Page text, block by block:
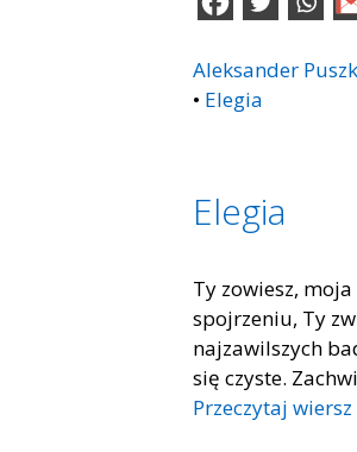
Aleksander
• Elegia
Elegia
Ty zowiesz,
spojrzeniu, Ty
najzawilszych
się czyste.
Przeczytaj wiersz